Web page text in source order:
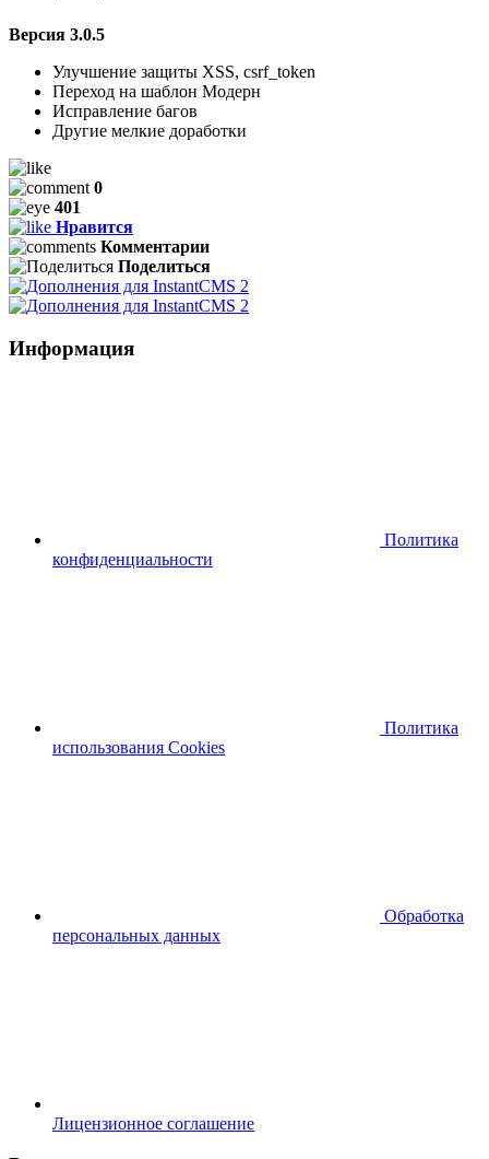
Версия 3.0.5
Улучшение защиты XSS, csrf_token
Переход на шаблон Модерн
Исправление багов
Другие мелкие доработки
0
401
Нравится
Комментарии
Поделиться
Информация
Политика
конфиденциальности
Политика
использования Cookies
Обработка
персональных данных
Лицензионное соглашение